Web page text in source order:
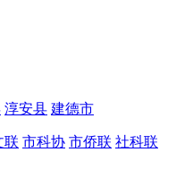
淳安县 建德市
联 市科协 市侨联 社科联